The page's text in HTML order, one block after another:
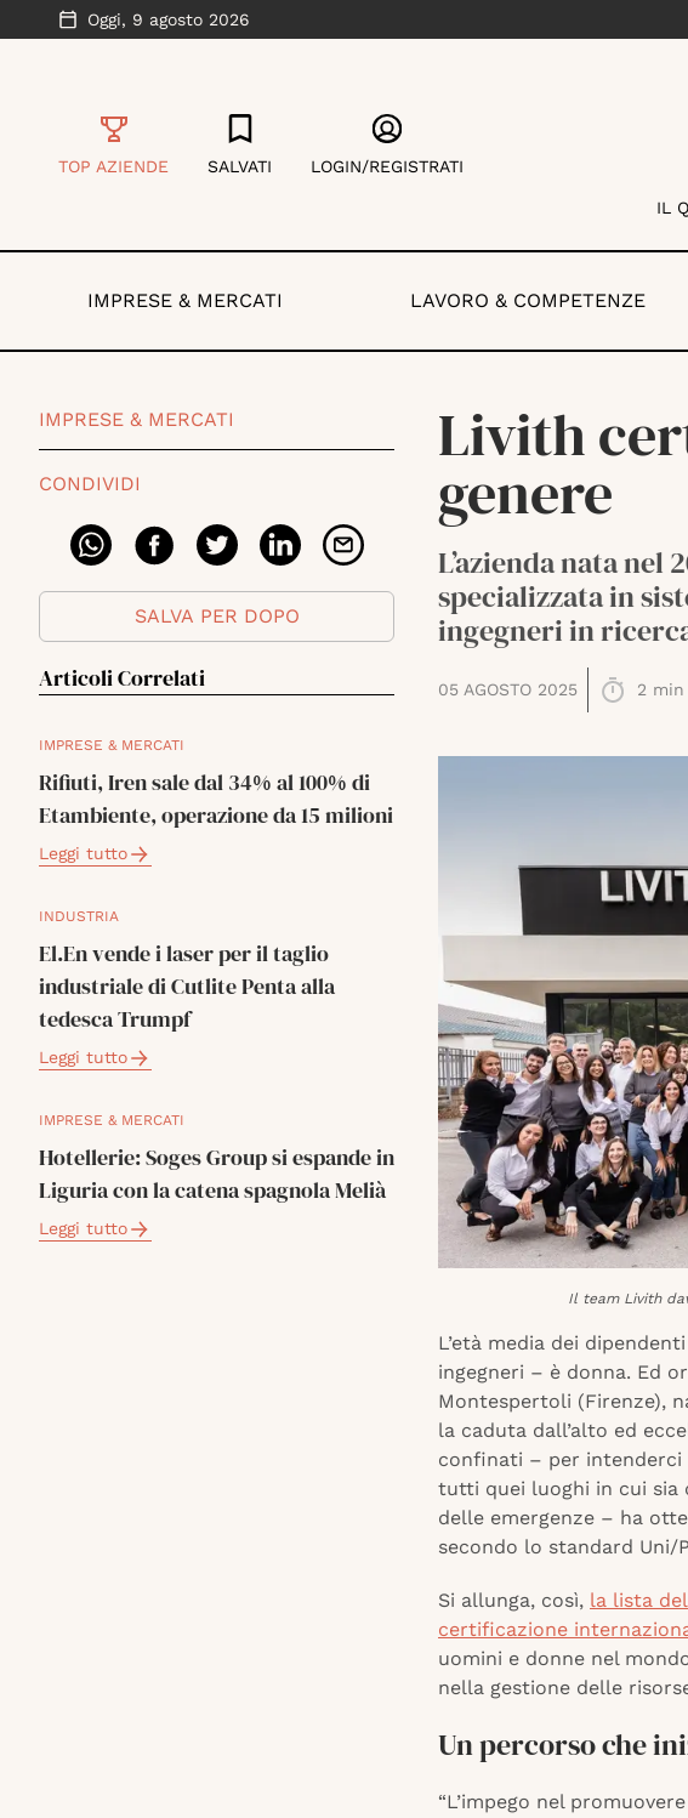
Oggi, 9 agosto 2026
TOP AZIENDE SALVATI LOGIN/REGISTRATI
IL
IMPRESE & MERCATI LAVORO & COMPETENZE
IMPRESE & MERCATI
CONDIVIDI
SALVA PER DOPO
Articoli Correlati
IMPRESE & MERCATI
Rifiuti, Iren sale dal 34% al 100% di
Etambiente, operazione da 15 milioni
Leggi tutto
INDUSTRIA
El.En vende i laser per il taglio
industriale di Cutlite Penta alla
tedesca Trumpf
Leggi tutto
IMPRESE & MERCATI
Hotellerie: Soges Group si espande in
Liguria con la catena spagnola Melià
Leggi tutto
Livith
genere
L’azienda nata nel
specializzata in
ingegneri in
05 AGOSTO 2025 2 min
Il team Livith
L’età media dei
ingegneri – è donna. Ed
Montespertoli (Firenze),
la caduta dall’alto ed
confinati – per intenderci
tutti quei luoghi in cui sia
delle emergenze – ha
secondo lo standard Uni/
Si allunga, così, la lista
certificazione
uomini e donne nel
nella gestione delle
Un percorso che
“L’impego nel